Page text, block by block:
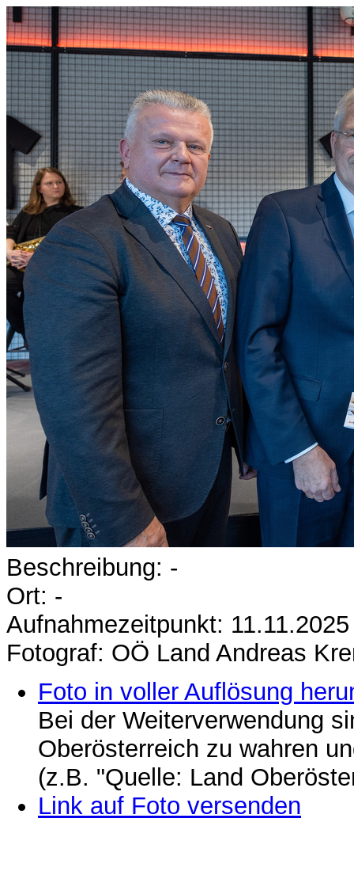
Beschreibung: -
Ort: -
Aufnahmezeitpunkt: 11.11.2025
Fotograf: OÖ Land Andreas
Foto in voller Auflösung
Bei der Weiterverwendung
Oberösterreich zu wahren
(z.B. "Quelle: Land
Link auf Foto versenden